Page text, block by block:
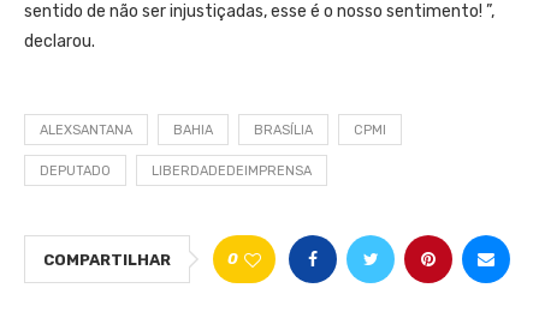
sentido de não ser injustiçadas, esse é o nosso sentimento! ”,
declarou.
ALEXSANTANA BAHIA BRASÍLIA CPMI
DEPUTADO LIBERDADEDEIMPRENSA
COMPARTILHAR 0